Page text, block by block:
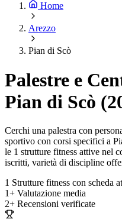
Home
Arezzo
Pian di Scò
Palestre e
Pian di Scò
Cerchi una palestra con
sportivo con corsi specifici a
le 1 strutture fitness attive nel
iscritti, varietà di discipline
1 Strutture fitness con scheda
1+ Valutazione media
2+ Recensioni verificate